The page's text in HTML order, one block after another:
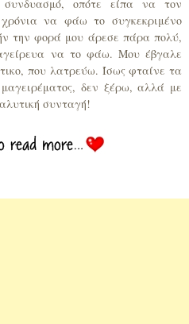
οπότε είπα να τον
να φάω το συγκεκριμένο
την φορά μου άρεσε πάρα πολύ,
να το φάω. Μου έβγαλε
που λατρεύω. Ίσως φταίνε τα
δεν ξέρω, αλλά με
συνταγή!